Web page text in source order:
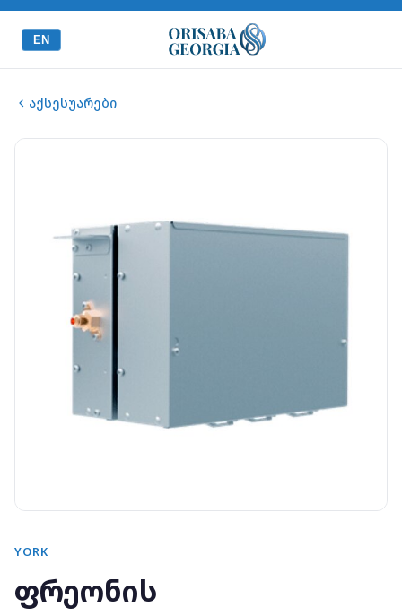
EN
აქსესუარები
YORK
ფრეონის